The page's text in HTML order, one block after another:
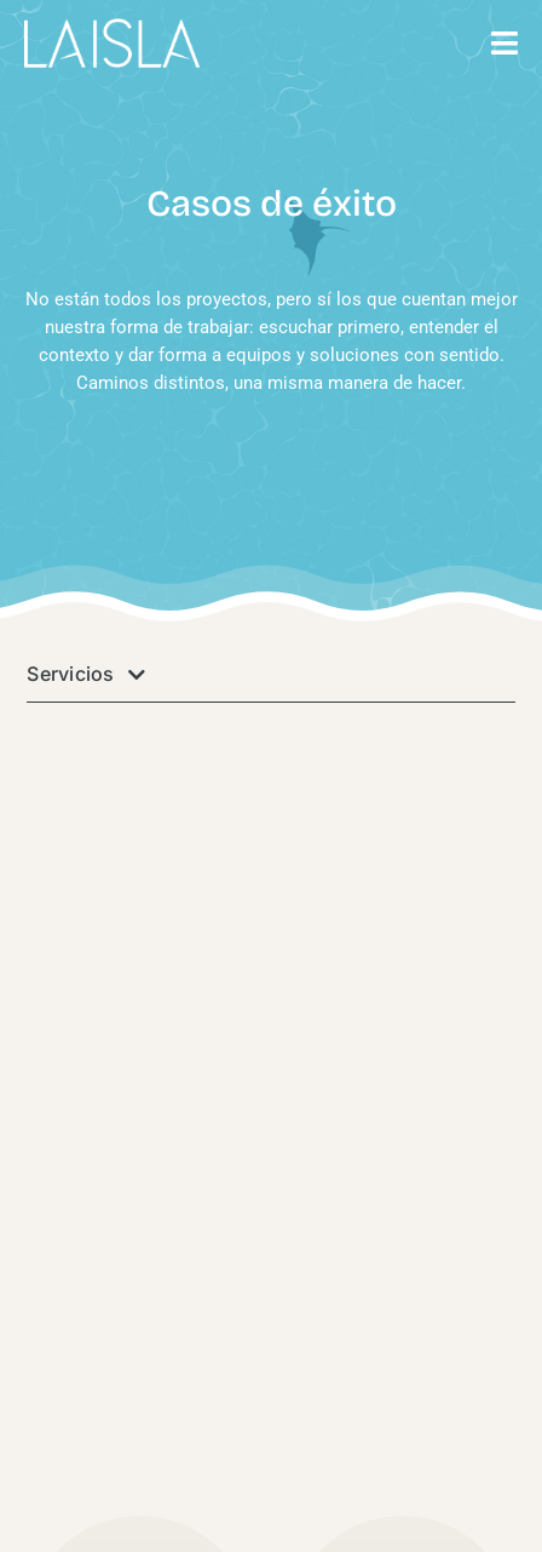
Saltar
al
contenido
Casos de éxito
No están todos los proyectos, pero sí los que cuentan mejor
nuestra forma de trabajar: escuchar primero, entender el
contexto y dar forma a equipos y soluciones con sentido.
Caminos distintos, una misma manera de hacer.
Servicios